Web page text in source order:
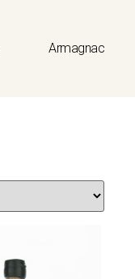
Armagnac